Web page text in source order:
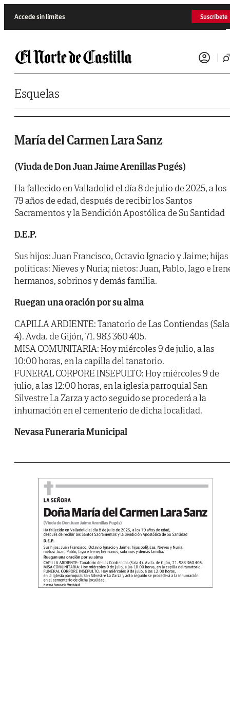
Accede sin límites Suscríbete
Esquelas
María del Carmen Lara Sanz
(Viuda de Don Juan Jaime Arenillas Pugés)
Ha fallecido en Valladolid el día 8 de julio de 2025, a los
79 años de edad, después de recibir los Santos
Sacramentos y la Bendición Apostólica de Su Santidad
D.E.P.
Sus hijos: Juan Francisco, Octavio Ignacio y Jaime; hijas
políticas: Nieves y Nuria; nietos: Juan, Pablo, Iago e
hermanos, sobrinos y demás familia.
Ruegan una oración por su alma
CAPILLA ARDIENTE: Tanatorio de Las Contiendas (Sala
4). Avda. de Gijón, 71. 983 360 405.
MISA COMUNITARIA: Hoy miércoles 9 de julio, a las
10:00 horas, en la capilla del tanatorio.
FUNERAL CORPORE INSEPULTO: Hoy miércoles 9 de
julio, a las 12:00 horas, en la iglesia parroquial San
Silvestre La Zarza y acto seguido se procederá a la
inhumación en el cementerio de dicha localidad.
Nevasa Funeraria Municipal